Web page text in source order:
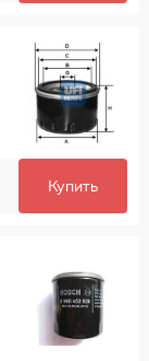
Купить